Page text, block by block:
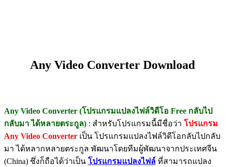
Any Video Converter Download
Any Video Converter (โปรแกรมแปลงไฟล์วิดีโอ Free กลับไป
กลับมา ได้หลายตระกูล) : สำหรับโปรแกรมนี้มีชื่อว่า โปรแกรม
Any Video Converter เป็น โปรแกรมแปลงไฟล์วิดีโอกลับไปกลับ
มา ได้หลากหลายตระกูล พัฒนาโดยทีมผู้พัฒนาจากประเทศจีน
(China) ซึ่งก็ถือได้ว่าเป็น โปรแกรมแปลงไฟล์ ที่สามารถแปลง